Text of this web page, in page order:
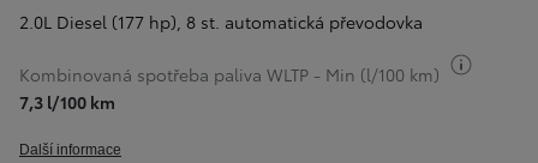
2.0L Diesel (177 hp), 8 st. automatická převodovka
Kombinovaná spotřeba paliva WLTP - Min (l/100 km)
7,3 l/100 km
Další informace